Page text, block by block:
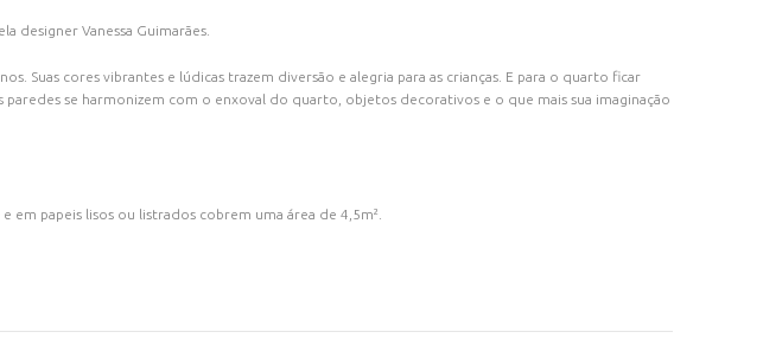
designer Vanessa Guimarães.
Suas cores vibrantes e lúdicas trazem diversão e alegria para as crianças. E para o quarto ficar
se harmonizem com o enxoval do quarto, objetos decorativos e o que mais sua imaginação
em papeis lisos ou listrados cobrem uma área de 4,5m².